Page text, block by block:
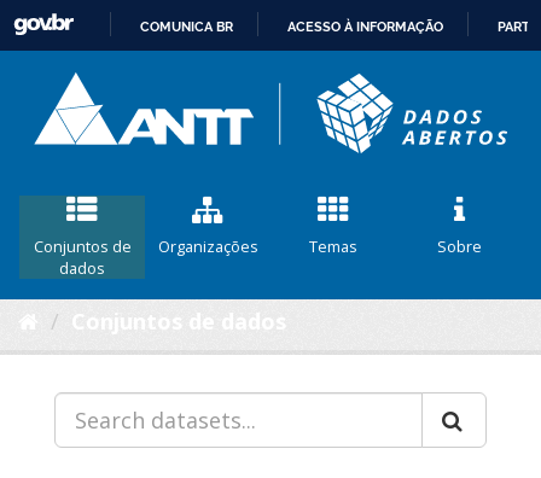
CONTEÚDO
COMUNICA BR ACESSO À INFORMAÇÃO
Conjuntos de
dados
Organizações Temas Sobre